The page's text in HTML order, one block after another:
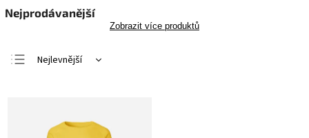
Nejprodávanější
Zobrazit více produktů
Nejlevnější
Abecedně